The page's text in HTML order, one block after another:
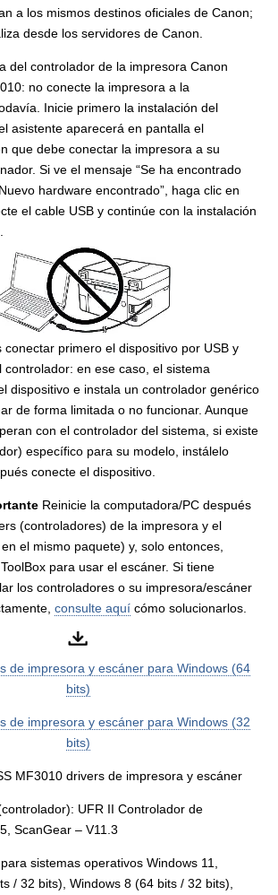
a los mismos destinos oficiales de Canon;
desde los servidores de Canon.
del controlador de la impresora Canon
no conecte la impresora a la
Inicie primero la instalación del
asistente aparecerá en pantalla el
que debe conectar la impresora a su
Si ve el mensaje “Se ha encontrado
hardware encontrado”, haga clic en
el cable USB y continúe con la instalación
conectar primero el dispositivo por USB y
controlador: en ese caso, el sistema
dispositivo e instala un controlador genérico
de forma limitada o no funcionar. Aunque
con el controlador del sistema, si existe
específico para su modelo, instálelo
conecte el dispositivo.
Reinicie la computadora/PC después
(controladores) de la impresora y el
el mismo paquete) y, solo entonces,
para usar el escáner. Si tiene
los controladores o su impresora/escáner
consulte aquí cómo solucionarlos.
de impresora y escáner para Windows (64
bits)
de impresora y escáner para Windows (32
bits)
MF3010 drivers de impresora y escáner
UFR II Controlador de
ScanGear – V11.3
sistemas operativos Windows 11,
/ 32 bits), Windows 8 (64 bits / 32 bits),